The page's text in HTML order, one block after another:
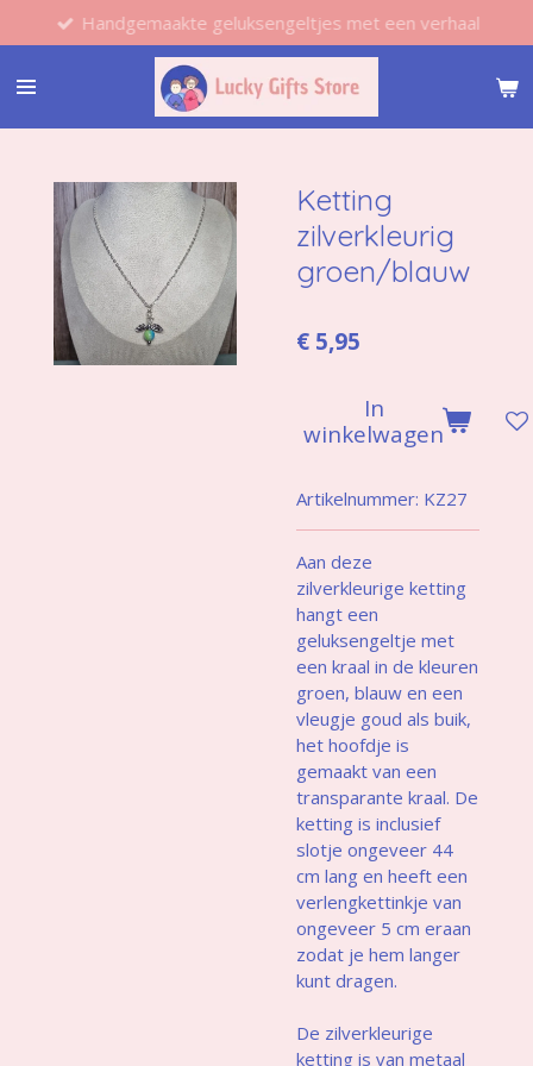
direct
naar
hoofdinhoud
Handgemaakte geluksengeltjes met een verhaal
Ketting
zilverkleurig
groen/blauw
€ 5,95
In
winkelwagen
Artikelnummer: KZ27
Aan deze
zilverkleurige ketting
hangt een
geluksengeltje met
een kraal in de kleuren
groen, blauw en een
vleugje goud als buik,
het hoofdje is
gemaakt van een
transparante kraal. De
ketting is inclusief
slotje ongeveer 44
cm lang en heeft een
verlengkettinkje van
ongeveer 5 cm eraan
zodat je hem langer
kunt dragen.
De zilverkleurige
ketting is van metaal